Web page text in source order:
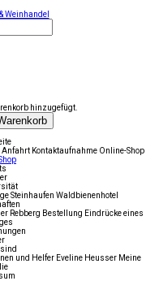
Weinhandel
hinzugefügt.
Anfahrt Kontaktaufnahme Online-Shop
Steinhaufen Waldbienenhotel
Rebberg Bestellung Eindrücke eines
und Helfer Eveline Heusser Meine